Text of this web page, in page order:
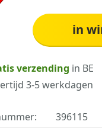
in
verzending in BE
3-5 werkdagen
396115